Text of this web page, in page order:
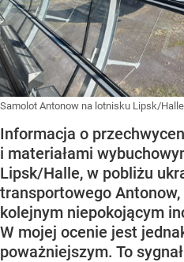
Samolot Antonow na lotnisku Lipsk/Halle
Informacja o
i materiałami
Lipsk/Halle, w pobliżu
transportowego
kolejnym niepokojącym
W mojej ocenie jest
poważniejszym. To